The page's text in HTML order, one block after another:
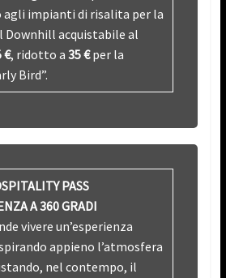
agli impianti di risalita per la
Downhill acquistabile al
€, ridotto a 35 €per la
Bird”.
PASS
A 360 GRADI
vivere un’esperienza
appieno l’atmosfera
nel contempo, il